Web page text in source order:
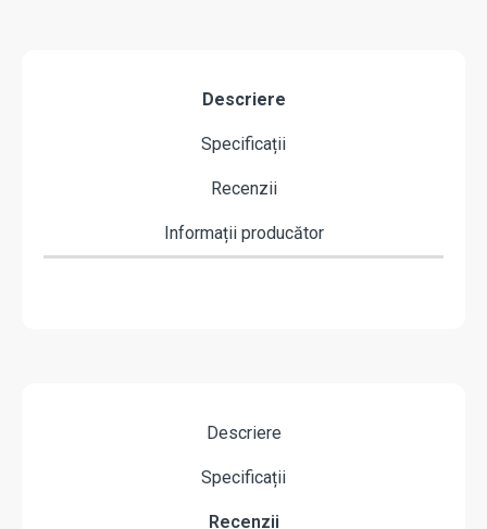
Descriere
Specificații
Recenzii
Informații producător
Descriere
Specificații
Recenzii